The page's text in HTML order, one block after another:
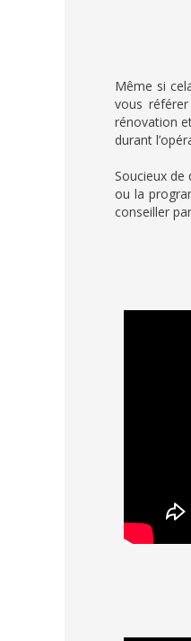
Même si
vous
rénovation
durant
Soucieux
ou la
conseiller